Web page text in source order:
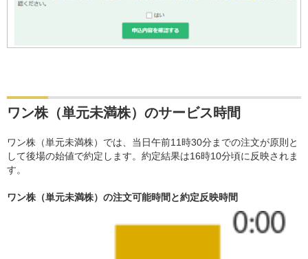
ワン株（単元未満株）のサービス時間
ワン株（単元未満株）では、当日午前11時30分までの注文が原則と
して後場の始値で約定します。約定結果は16時10分頃に反映されま
す。
ワン株（単元未満株）の注文可能時間と約定反映時間